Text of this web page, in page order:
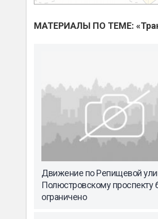
МАТЕРИАЛЫ ПО ТЕМЕ:
Движение по Репищевой
Полюстровскому проспекту
ограничено